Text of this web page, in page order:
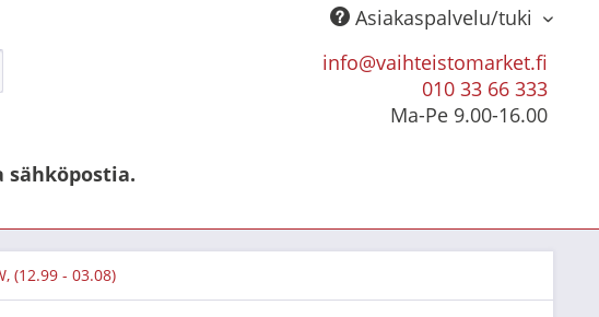
Asiakaspalvelu/tuki
info@vaihteistomarket.fi
010 33 66 333
Ma-Pe 9.00-16.00
(12.99 - 03.08)